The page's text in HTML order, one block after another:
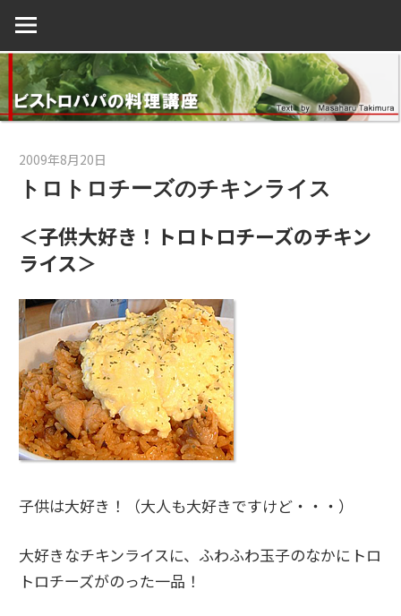
テ
ン
ツ
2009年8月20日
トロトロチーズのチキンライス
＜子供大好き！トロトロチーズのチキン
ライス＞
子供は大好き！（大人も大好きですけど・・・）
大好きなチキンライスに、ふわふわ玉子のなかにトロ
トロチーズがのった一品！